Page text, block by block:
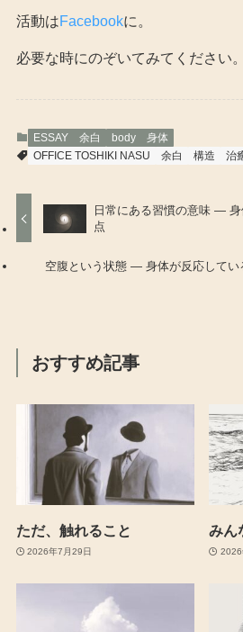
活動はFacebookに。
必要な時にのぞいてみてください。
ESSAY 余白
body 身体
OFFICE TOSHIKI NASU
余白 構造 治
日常にある習慣の意味 ―
点
空腹という状態 ― 身体が反応してい
おすすめ記事
ただ、触れること
2026年7月29日
みん
2026